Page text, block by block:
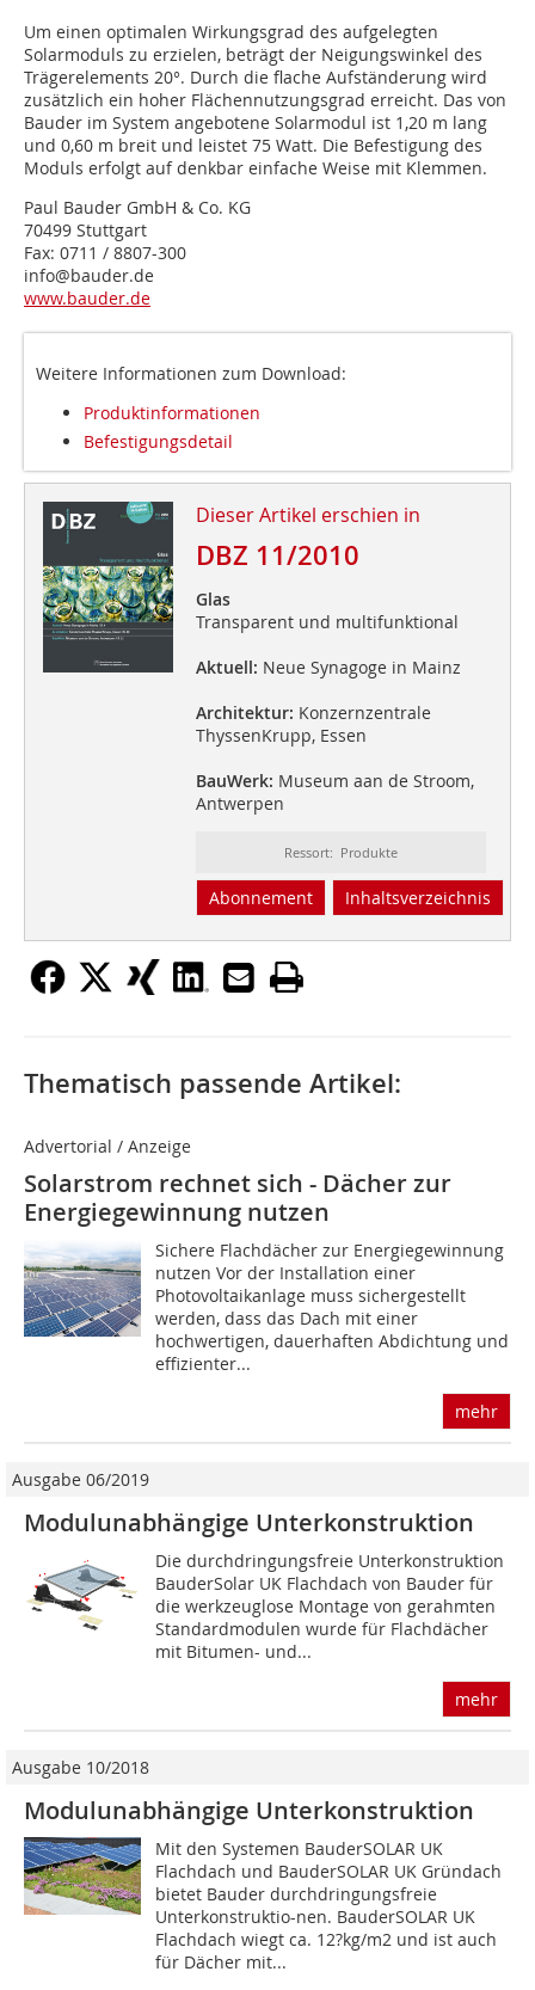
Um einen optimalen Wirkungsgrad des aufgelegten
Solarmoduls zu erzielen, beträgt der Neigungswinkel des
Trägerelements 20°. Durch die flache Aufständerung wird
zusätzlich ein hoher Flächennutzungsgrad erreicht. Das von
Bauder im System angebotene Solarmodul ist 1,20 m lang
und 0,60 m breit und leistet 75 Watt. Die Befestigung des
Moduls erfolgt auf denkbar einfache Weise mit Klemmen.
Paul Bauder GmbH & Co. KG
70499 Stuttgart
Fax: 0711 / 8807-300
info@bauder.de
www.bauder.de
Weitere Informationen zum Download:
Produktinformationen
Befestigungsdetail
Dieser Artikel erschien in
DBZ 11/2010
Glas
Transparent und multifunktional
Aktuell: Neue Synagoge in Mainz
Architektur: Konzernzentrale
ThyssenKrupp, Essen
BauWerk: Museum aan de Stroom,
Antwerpen
Ressort: Produkte
Abonnement Inhaltsverzeichnis
Thematisch passende Artikel:
Advertorial / Anzeige
Solarstrom rechnet sich - Dächer zur
Energiegewinnung nutzen
Sichere Flachdächer zur Energiegewinnung
nutzen Vor der Installation einer
Photovoltaikanlage muss sichergestellt
werden, dass das Dach mit einer
hochwertigen, dauerhaften Abdichtung und
effizienter...
mehr
Ausgabe 06/2019
Modulunabhängige Unter­konstruktion
Die durchdringungsfreie Unterkonstruktion
BauderSolar UK Flachdach von Bauder für
die werkzeuglose Montage von gerahmten
Standardmodulen wurde für Flachdächer
mit Bitumen- und...
mehr
Ausgabe 10/2018
Modulunabhängige Unterkonstruktion
Mit den Systemen BauderSOLAR UK
Flachdach und BauderSOLAR UK Gründach
bietet Bauder durchdringungsfreie
Unterkonstruktio-nen. BauderSOLAR UK
Flachdach wiegt ca. 12?kg/m2 und ist auch
für Dächer mit...